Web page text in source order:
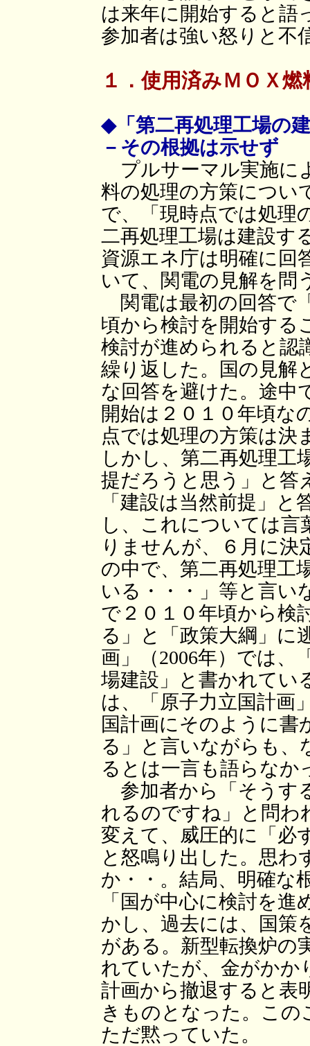
は来年に開始すると語
参加者は強い怒りと不
１．使用済みＭＯＸ
◆「第二再処理工場の
－その根拠は示せず
プルサーマル実施に
料の処理の方策につい
で、「現時点では処理
二再処理工場は建設す
資源エネ庁は明確に回
いて、関電の見解を問
関電は最初の回答で
頃から検討を開始する
検討が進められると認
繰り返した。国の見解
な回答を避けた。途中
開始は２０１０年頃な
点では処理の方策は決
しかし、第二再処理工
提だろうと思う」と答
「建設は当然前提」
し、これについては言
りませんが、６月に決
の中で、第二再処理工
いる・・・」等と言い
で２０１０年頃から検
る」と「政策大綱」に
画」（2006年）では、
場建設」と書かれてい
は、「原子力立国計画
国計画にそのように書
る」と言いながらも、
るとは一言も語らなか
参加者から「そうす
れるのですね」と問わ
変えて、威圧的に「必
と怒鳴り出した。思わ
か・・。結局、明確な
「国が中心に検討を
かし、過去には、国策
がある。新型転換炉の
れていたが、金がかか
計画から撤退すると表
きものとなった。この
ただ黙っていた。